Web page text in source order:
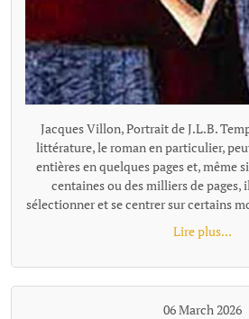
Jacques Villon, Portrait de J.L.B. Temporalité et écriture La littérature, le roman en particulier, peuvent raconter des vies entières en quelques pages et, même si l’auteur se donne des centaines ou des milliers de pages, il lui faudra choisir, sélectionner et se centrer sur certains moments qui lui semblent représentatifs ou nécessaires à son récit. Pour passer de l'un à l'autre de ces temps "racontés", la narration effectue un « saut » et il existe plusieurs façons de le concevoir et de l'articuler au récit, ces différentes options narratives, ces diverses façons de passer d'un temps à l'autre se distinguent notamment par leur rapport au tout, à la totalité de l'histoire, à sa suite temporelle complète. L’ellipse : maintien d’une chronologie lisible Ces sauts, quand ils sont faits en reliant entre eux les moments racontés, s'appellent des ellipses. L'ellipse omet, "saute" une portion de temps, d’action, mais elle le fait dans un cadre temporel qui reste globalement ordonné et repérable. Le texte fournit pour cela des indices (adverbes, dates, saisons, âges des personnages, données temporelles, un court résumé de ce qui s’est passé entretemps etc.) qui indiquent au lecteur la suppression d’un segment de l’histoire et lui permettent de situer mentalement l’ellipse dans une chronologie comme le « Quelques mois plus tard… » de Patrick Modiano dans Rue des boutiques obscures. Même quand l’ellipse est brutale : « Seize ans plus tard. » écrit Victor Hugo, elle sous-entend une temporalité repérable. Les différents moments du texte ainsi réunis par l’ellipse ne sont donc pas des fragments autonomes : ils restent des moments d’une même chaîne causale et chronologique séparés par un moment sous-entendu: le temps manquant existe dans l’histoire, il est évoqué, affirmé comme non raconté. Le lecteur perçoit une continuité partiellement énigmatique ou laissée dans l’ombre, mais encadrée et située clairement. L’ellipse ne fragmente donc pas le texte : elle est un outil qui permet de condenser le récit. Les fragments, des segments autonomes L'ellipse situe l'extrait par rapport à la totalité, au minimum par rapport à l'extrait précédent, comme un morceau d'un puzzle se présente en tant que partie d'un tout. Le fragment refuse cette référence, il se présente comme un tout séparé. Il laisse les moments absents totalement dans l’ombre, sans repère temporel pour les situer les uns par rapport aux autres, le récit n’est plus simplement discontinu, mais fragmenté. Le lien peut être fait, ou pas, par le lecteur, mais la totalité devient une référence floue, très allusive ou indirecte. Il n'y a plus de référence à une temporalité repérable que l'on pourrait reconstituer. Exemple d'écriture fragmentaire hors fiction dans Les Ombres errantes de Pascal Quignard, ouvrage composé d’une succession de fragments méditatifs. « Lire, c’est quitter le monde visible.Celui qui ouvre un livre se retire.Il abandonne le bruit commun pour une voix silencieuse.La lecture est une solitude partagée avec un mort. Dans les livres, les morts parlent aux vivants.La voix qui vient de la page n’appartient plus à personne.Elle a traversé le temps.C’est une parole sauvée de l’oubli. » Exemple dans la fiction dans Les Vagues de Virginia Woolf, ce roman est composé de monologues successifs de différents personnages, sans transition narrative. Chaque prise de parole forme un fragment autonome. Fragment 1 : monologue de Bernard« Les feuilles tombent ; les feuilles tombent sans cesse.J’erre dans les rues de Londres, inventant des histoires.Chaque visage que je croise devient le début d’un récit.Pourtant, au moment où je veux saisir ces histoires, elles s’évanouissent. »Fragment 2 qui enchaine : monologue de Susan« J’aime les champs humides et les odeurs de l’étable.Ici, la terre est solide sous mes pieds.Les villes me troublent ; leurs voix se croisent sans repos.Je préfère le rythme lent des saisons et le pas régulier des bêtes. » L'idée de fragment se retrouve à tous les niveaux du texte : Au niveau d'éléments temporels séparés, non reliés par une ellipse, le fragment concerne la chronologie, le temps est coupé. Il peut être ponctuel, réversible, ou suspendu ; le temps fragmenté ne s’écoule pas vraiment. Au niveau stylistique, la fragmentation se fait essentiellement par des phrases sont juxtaposées. En ce qui concerne la construction globale, la fragmentation se fait au travers de matériaux hétérogènes sans marqueurs logiques ou causaux explicites. Les parties séparées se suivent avec une relation qui peut rester flottante ou associative et qui relève davantage de la résonance, de l’écho, de la juxtaposition, de la variation ou de la contradiction que de la succession ordonnée. Contrairement au montage ou à la construction classique, les fragments ne sont pas nécessairement organisés en système. Le mot qui caractérise le mieux le fragment, c'est l'autonomie. Le fragment est un texte bref mais complet. On parle alors de texte fragmentaire, de narration éclatée, d'écriture discontinue. Dans sa forme la plus radicale (Blanchot, Cioran tardif, certaines proses de Jabès, Handke dans Le Malheur sans désirs, ou encore Pascal Quignard), le fragment ne se situe pas dans une hiérarchie et leur ordre peut être modifié sans détruire l'ensemble ou sans que l'on puisse y voir une faille par rapport à une hiérarchie narrative. Cette déconstruction de l'idée de totalité et d'ordre est parfois désignée comme le « non-lien » ou le « rapport sans rapport » (Blanchot). Le fragment a été inauguré par Friedrich Schlegel et la tradition romantique. « La littérature est le fragment de tous les fragments » a pu écrire Goethe. Le fragment n’est pas un morceau d’un tout, mais une forme ouverte. On peut parler aussi d'une poétique différente de celle de l'ellipse : d'une tentation ou d'une recherche de l’inachèvement. Fragmentation, concentration, condensation L'expression « écriture fragmentaire » peut recouvrir des formes différentes qu'on ne peut simplement assimiler et résumer par l'idée de discontinuité. La « fragmentation » n’est pas un procédé unique, mais une famille de formes de ruptures selon le niveau et le type d'autonomie recherchés. Il faut rappeler que de nombreux textes, notamment contemporains,
Lire plus...
06 March 2026